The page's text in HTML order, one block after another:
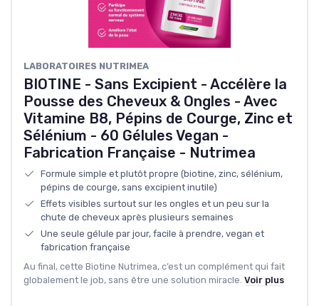
LABORATOIRES NUTRIMEA
BIOTINE - Sans Excipient - Accélère la
Pousse des Cheveux & Ongles - Avec
Vitamine B8, Pépins de Courge, Zinc et
Sélénium - 60 Gélules Vegan -
Fabrication Française - Nutrimea
Formule simple et plutôt propre (biotine, zinc, sélénium,
pépins de courge, sans excipient inutile)
Effets visibles surtout sur les ongles et un peu sur la
chute de cheveux après plusieurs semaines
Une seule gélule par jour, facile à prendre, vegan et
fabrication française
Au final, cette Biotine Nutrimea, c’est un complément qui fait
globalement le job, sans être une solution miracle. Voir plus